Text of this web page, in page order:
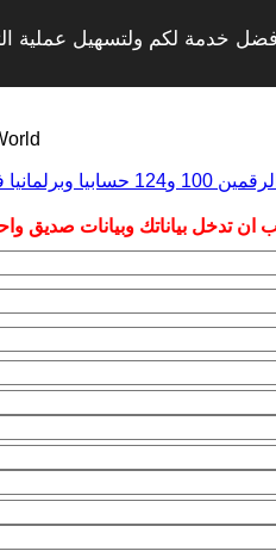
خدمة لكم ولتسهيل عملية
وبرلمانيا في العراق
ان تدخل بياناتك وبيانات صديق